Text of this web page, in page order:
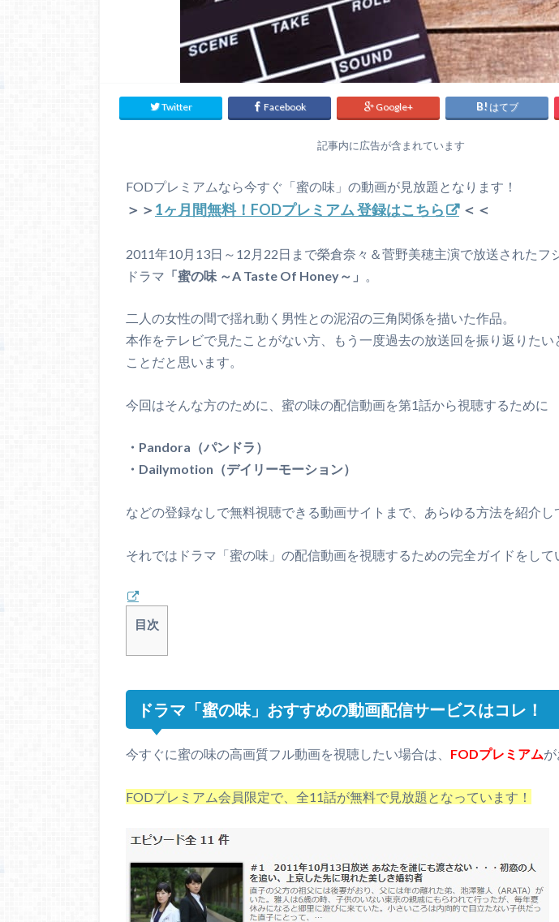
Twitter Facebook Google+ はてブ
記事内に広告が含まれています
FODプレミアムなら今すぐ「蜜の味」の動画が見放題となります！
＞＞ 1ヶ月間無料！FODプレミアム 登録はこちら ＜＜
2011年10月13日～12月22日まで榮倉奈々＆菅野美穂主演で放送されたフ
ドラマ 「蜜の味 ～A Taste Of Honey～」
二人の女性の間で揺れ動く男性との泥沼の三角関係を描いた作品。
本作をテレビで見たことがない方、もう一度過去の放送回を振り返りたい
ことだと思います。
今回はそんな方のために、蜜の味の配信動画を第1話から視聴するために
・Pandora（パンドラ）
・Dailymotion（デイリーモーション）
などの登録なしで無料視聴できる動画サイトまで、あらゆる方法を紹介し
それではドラマ「蜜の味」の配信動画を視聴するための完全ガイドをして
目次
ドラマ「蜜の味」おすすめの動画配信サービスはコレ！
今すぐに蜜の味の高画質フル動画を視聴したい場合は、 FODプレミアムが
FODプレミアム会員限定で、全11話が無料で見放題となっています！